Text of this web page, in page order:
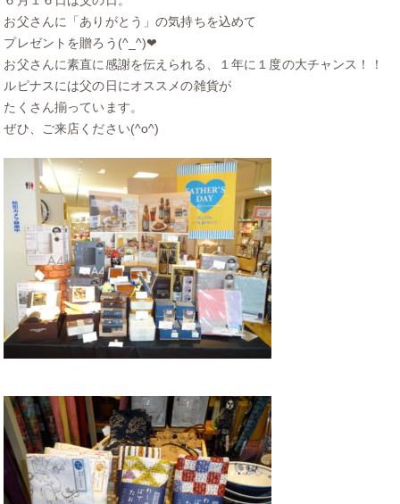
お父さんに「ありがとう」の気持ちを込めて
プレゼントを贈ろう(^_^)❤
お父さんに素直に感謝を伝えられる、１年に１度の大チャンス！！
ルピナスには父の日にオススメの雑貨が
たくさん揃っています。
ぜひ、ご来店ください(^o^)